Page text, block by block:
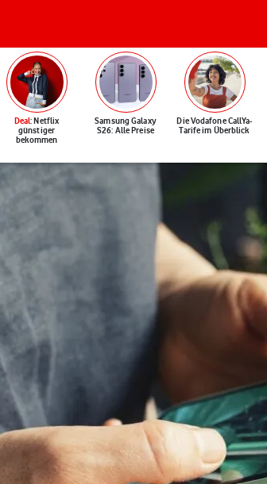
Deal: Netflix
günstiger
bekommen
Samsung Galaxy
S26: Alle Preise
Die Vodafone CallYa-
Tarife im Überblick